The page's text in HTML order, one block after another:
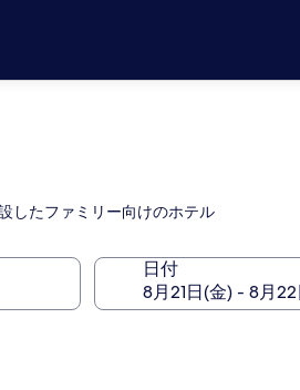
したファミリー向けのホテル
日付